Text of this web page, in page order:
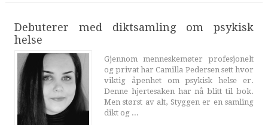
Debuterer med diktsamling om psykisk
helse
Gjennom menneskemøter profesjonelt
og privat har Camilla Pedersen sett hvor
viktig åpenhet om psykisk helse er.
Denne hjertesaken har nå blitt til bok.
Men størst av alt, Styggen er en samling
dikt og ...